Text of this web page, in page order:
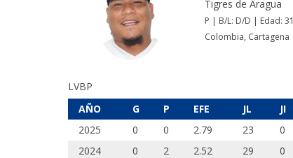
Tigres de Aragua
P | B/L: D/D | Edad: 31
Colombia, Cartagena
LVBP
AÑO
G P EFE JL JI
2025
0 0 2.79 23 0
2024
0 2 2.52 29 0